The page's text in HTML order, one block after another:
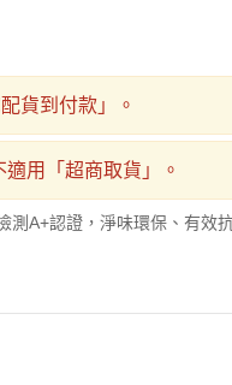
貨到付款」。
用「超商取貨」。
測A+認證，淨味環保、有效